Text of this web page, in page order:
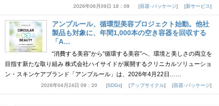
2026年06月09日 18：09 容器･パッケージ 新サービス
アンプルール、循環型美容プロジェクト始動。他社
製品も対象に、年間1,000本の空き容器を回収する
「A…
“消費する美容”から“循環する美容”へ、環境と美しさの両立を
目指す新たな取り組み 株式会社ハイサイドが展開するクリニカルソリューショ
ン・スキンケアブランド「アンプルール」は、2026年4月22日……
2026年04月24日 09：20 SDGs アップサイクル 容器･パッケージ